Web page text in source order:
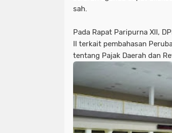
sah.
Pada Rapat Paripurna XII,
II terkait pembahasan
tentang Pajak Daerah dan